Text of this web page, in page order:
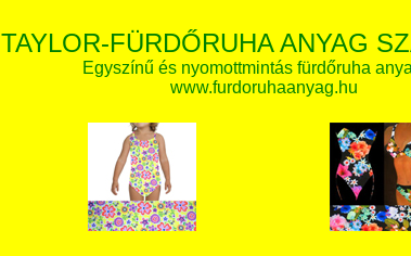
TAYLOR-FÜRDŐRUHA ANYAG
Egyszínű és nyomottmintás fürdőruha
www.furdoruhaanyag.hu